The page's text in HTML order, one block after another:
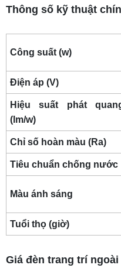
Thông số kỹ thuật
Công suất (w)
Điện áp (V)
Hiệu suất phát
(lm/w)
Chỉ số hoàn màu (Ra)
Tiêu chuẩn chống nước
Màu ánh sáng
Tuổi thọ (giờ)
Giá đèn trang trí